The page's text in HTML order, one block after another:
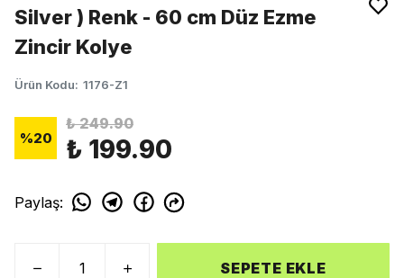
Silver ) Renk - 60 cm Düz Ezme
Zincir Kolye
Ürün Kodu: 1176-Z1
%20
₺ 249.90
₺ 199.90
Paylaş:
SEPETE EKLE